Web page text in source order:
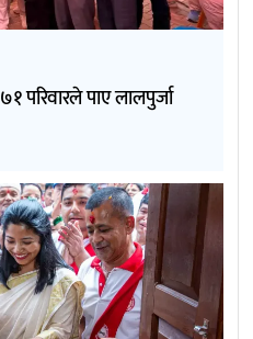
परिवारले पाए लालपुर्जा